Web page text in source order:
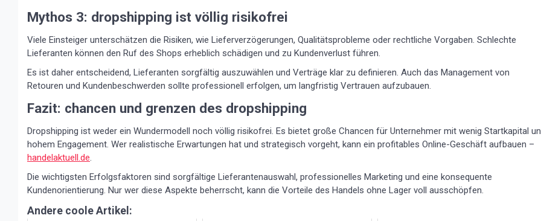
Mythos 3: dropshipping ist völlig risikofrei
Viele Einsteiger unterschätzen die Risiken, wie Lieferverzögerungen, Qualitätsprobleme oder rechtliche Vorgaben. Schlechte
Lieferanten können den Ruf des Shops erheblich schädigen und zu Kundenverlust führen.
Es ist daher entscheidend, Lieferanten sorgfältig auszuwählen und Verträge klar zu definieren. Auch das Management von
Retouren und Kundenbeschwerden sollte professionell erfolgen, um langfristig Vertrauen aufzubauen.
Fazit: chancen und grenzen des dropshipping
Dropshipping ist weder ein Wundermodell noch völlig risikofrei. Es bietet große Chancen für Unternehmer mit wenig Startkapital
hohem Engagement. Wer realistische Erwartungen hat und strategisch vorgeht, kann ein profitables Online-Geschäft aufbauen –
handelaktuell.de
Die wichtigsten Erfolgsfaktoren sind sorgfältige Lieferantenauswahl, professionelles Marketing und eine konsequente
Kundenorientierung. Nur wer diese Aspekte beherrscht, kann die Vorteile des Handels ohne Lager voll ausschöpfen.
Andere coole Artikel: